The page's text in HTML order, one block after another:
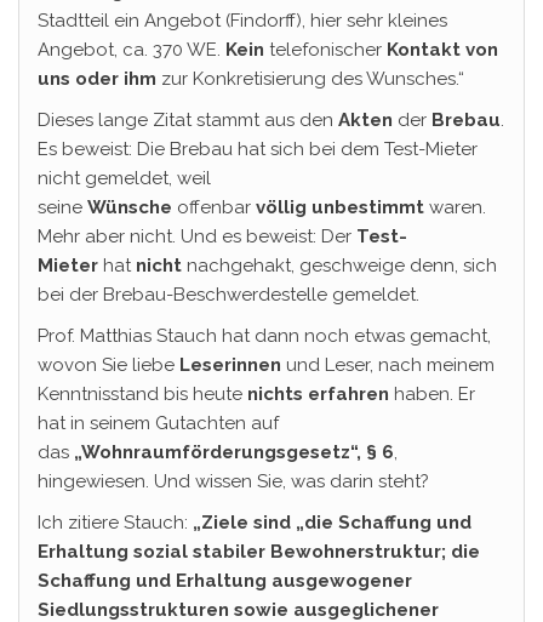
Stadtteil ein Angebot (Findorff), hier sehr kleines
Angebot, ca. 370 WE. Kein telefonischer Kontakt von
uns oder ihm zur Konkretisierung des Wunsches.“
Dieses lange Zitat stammt aus den Akten der Brebau.
Es beweist: Die Brebau hat sich bei dem Test-Mieter
nicht gemeldet, weil
seine Wünsche offenbar völlig unbestimmt waren.
Mehr aber nicht. Und es beweist: Der Test-
Mieter hat nicht nachgehakt, geschweige denn, sich
bei der Brebau-Beschwerdestelle gemeldet.
Prof. Matthias Stauch hat dann noch etwas gemacht,
wovon Sie liebe Leserinnen und Leser, nach meinem
Kenntnisstand bis heute nichts erfahren haben. Er
hat in seinem Gutachten auf
das „Wohnraumförderungsgesetz“, § 6,
hingewiesen. Und wissen Sie, was darin steht?
Ich zitiere Stauch: „Ziele sind „die Schaffung und
Erhaltung sozial stabiler Bewohnerstruktur; die
Schaffung und Erhaltung ausgewogener
Siedlungsstrukturen sowie ausgeglichener